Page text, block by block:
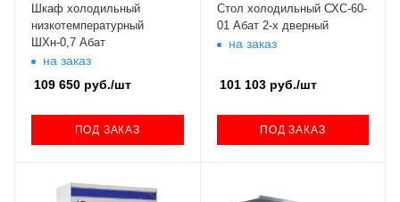
Шкаф холодильный
низкотемпературный
ШХн-0,7 Абат
на заказ
109 650 руб./шт
ПОД ЗАКАЗ
Стол холодильный СХС-60-
01 Абат 2-х дверный
на заказ
101 103руб./шт
ПОД ЗАКАЗ